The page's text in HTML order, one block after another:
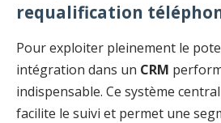
requalification
Pour exploiter pleinement le
intégration dans un CRM
indispensable. Ce système
facilite le suivi et permet une